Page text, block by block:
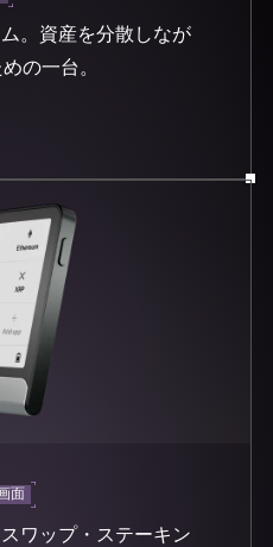
。資産を分散しなが
の一台。
面
ワップ・ステーキン